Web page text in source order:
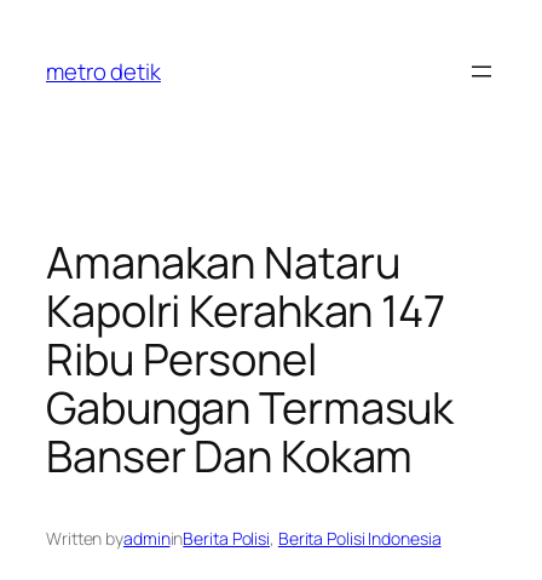
content
metro detik
Amanakan Nataru
Kapolri Kerahkan 147
Ribu Personel
Gabungan Termasuk
Banser Dan Kokam
Written byadmininBerita Polisi, Berita Polisi Indonesia